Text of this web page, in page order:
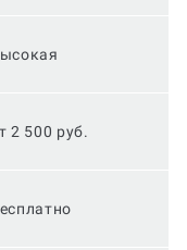
2 500 руб.